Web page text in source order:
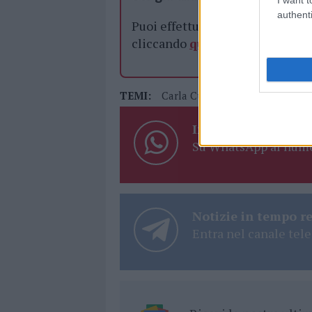
Puoi effettuare l'accesso
cliccando qui
TEMI: Carla Cuccu Incentivi
Inviaci le tue
Su WhatsApp al
Notizie in tempo
Entra nel canale